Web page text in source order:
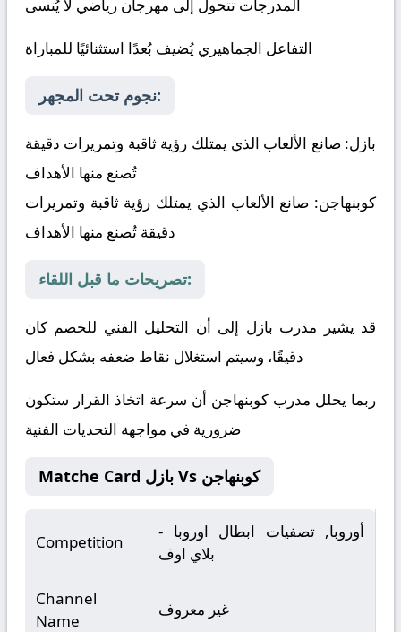
المدرجات تتحول إلى مهرجان رياضي لا يُنسى
التفاعل الجماهيري يُضيف بُعدًا استثنائيًا للمباراة
نجوم تحت المجهر:
بازل: صانع الألعاب الذي يمتلك رؤية ثاقبة وتمريرات دقيقة
تُصنع منها الأهداف
كوبنهاجن: صانع الألعاب الذي يمتلك رؤية ثاقبة وتمريرات
دقيقة تُصنع منها الأهداف
تصريحات ما قبل اللقاء:
قد يشير مدرب بازل إلى أن التحليل الفني للخصم كان
دقيقًا، وسيتم استغلال نقاط ضعفه بشكل فعال
ربما يحلل مدرب كوبنهاجن أن سرعة اتخاذ القرار ستكون
ضرورية في مواجهة التحديات الفنية
Matche Card بازل Vs كوبنهاجن
Competition
أوروبا, تصفيات ابطال اوروبا -
بلاي اوف
Channel
Name
غير معروف